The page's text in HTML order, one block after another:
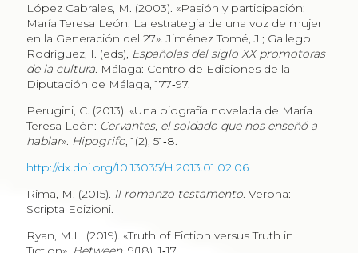
López Cabrales, M. (2003). «Pasión y participación:
María Teresa León. La estrategia de una voz de mujer
en la Generación del 27». Jiménez Tomé, J.; Gallego
Rodríguez, I. (eds), Españolas del siglo XX promotoras
de la cultura. Málaga: Centro de Ediciones de la
Diputación de Málaga, 177‑97.
Perugini, C. (2013). «Una biografía novelada de María
Teresa León: Cervantes, el soldado que nos enseñó a
hablar». Hipogrifo, 1(2), 51‑8.
http://dx.doi.org/10.13035/H.2013.01.02.06
Rima, M. (2015). Il romanzo testamento. Verona:
Scripta Edizioni.
Ryan, M.L. (2019). «Truth of Fiction versus Truth in